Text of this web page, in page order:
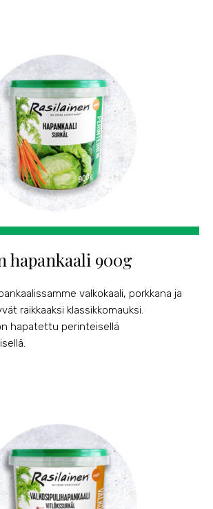
hapankaali 900g
valkokaali, porkkana ja
raikkaaksi klassikkomauksi.
hapatettu perinteisellä